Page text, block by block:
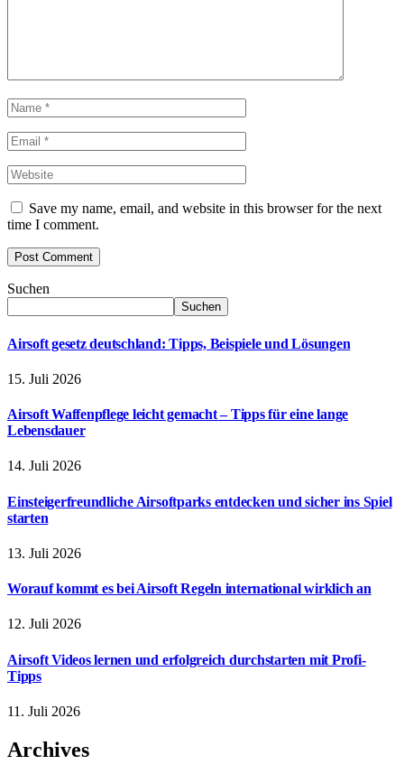
Save my name, email, and website in this browser for the next
time I comment.
Suchen
Suchen
Airsoft gesetz deutschland: Tipps, Beispiele und Lösungen
15. Juli 2026
Airsoft Waffenpflege leicht gemacht – Tipps für eine lange
Lebensdauer
14. Juli 2026
Einsteigerfreundliche Airsoftparks entdecken und sicher ins Spiel
starten
13. Juli 2026
Worauf kommt es bei Airsoft Regeln international wirklich an
12. Juli 2026
Airsoft Videos lernen und erfolgreich durchstarten mit Profi-
Tipps
11. Juli 2026
Archives